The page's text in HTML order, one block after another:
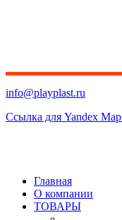
info@playplast.ru
Ссылка для Yandex
Главная
О компании
ТОВАРЫ